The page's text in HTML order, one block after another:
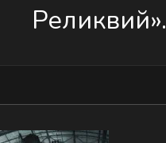
Реликвий».